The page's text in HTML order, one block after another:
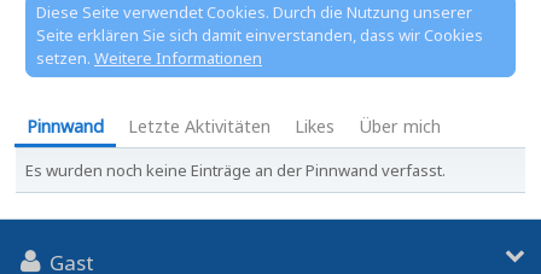
Diese Seite verwendet Cookies. Durch die Nutzung unserer
Seite erklären Sie sich damit einverstanden, dass wir Cookies
setzen. Weitere Informationen
Pinnwand Letzte Aktivitäten Likes Über mich
Es wurden noch keine Einträge an der Pinnwand verfasst.
Gast